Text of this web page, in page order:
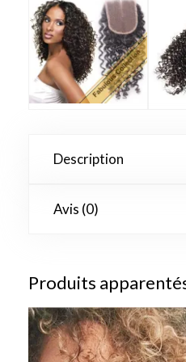
Description
Avis (0)
Produits